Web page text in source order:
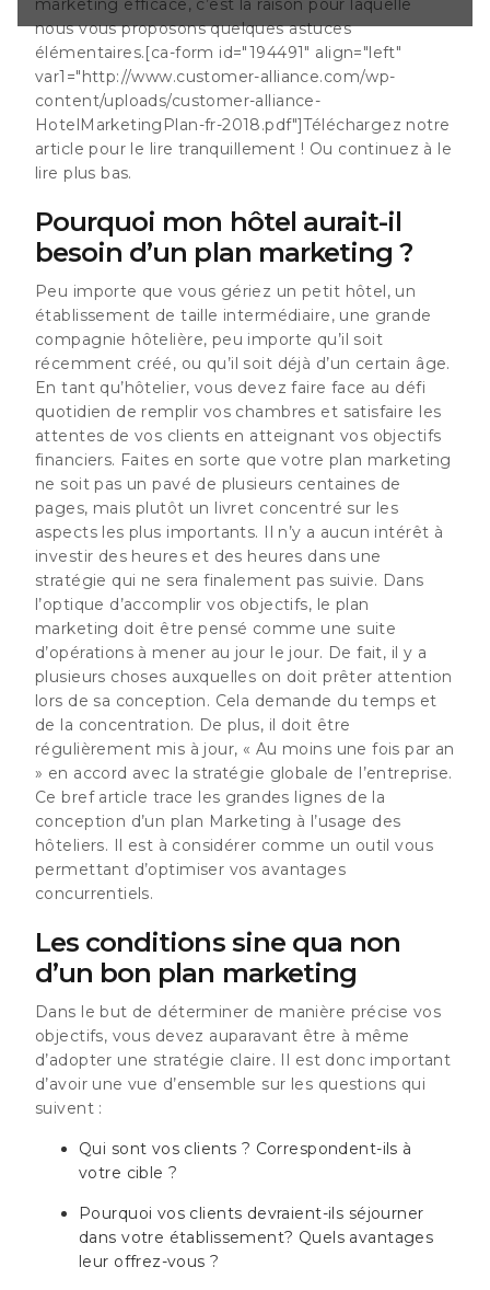
créé, ou
âge. En tant
face au défi
chambres et
clients en
Faites
ne soit
centaines de
concentré sur
marketing efficace, c’est la raison pour laquelle
nous vous proposons quelques astuces
élémentaires.[ca-form id="194491" align="left"
var1="http://www.customer-alliance.com/wp-
content/uploads/customer-alliance-
HotelMarketingPlan-fr-2018.pdf"]Téléchargez notre
article pour le lire tranquillement ! Ou continuez à le
lire plus bas.
Pourquoi mon hôtel aurait-il
besoin d’un plan marketing ?
Peu importe que vous gériez un petit hôtel, un
établissement de taille intermédiaire, une grande
compagnie hôtelière, peu importe qu’il soit
récemment créé, ou qu’il soit déjà d’un certain âge.
En tant qu’hôtelier, vous devez faire face au défi
quotidien de remplir vos chambres et satisfaire les
attentes de vos clients en atteignant vos objectifs
financiers. Faites en sorte que votre plan marketing
ne soit pas un pavé de plusieurs centaines de
pages, mais plutôt un livret concentré sur les
aspects les plus importants. Il n’y a aucun intérêt à
investir des heures et des heures dans une
stratégie qui ne sera finalement pas suivie. Dans
l’optique d’accomplir vos objectifs, le plan
marketing doit être pensé comme une suite
d’opérations à mener au jour le jour. De fait, il y a
plusieurs choses auxquelles on doit prêter attention
lors de sa conception. Cela demande du temps et
de la concentration. De plus, il doit être
régulièrement mis à jour, « Au moins une fois par an
» en accord avec la stratégie globale de l’entreprise.
Ce bref article trace les grandes lignes de la
conception d’un plan Marketing à l’usage des
hôteliers. Il est à considérer comme un outil vous
permettant d’optimiser vos avantages
concurrentiels.
Les conditions sine qua non
d’un bon plan marketing
Dans le but de déterminer de manière précise vos
objectifs, vous devez auparavant être à même
d’adopter une stratégie claire. Il est donc important
d’avoir une vue d’ensemble sur les questions qui
suivent :
Qui sont vos clients ? Correspondent-ils à
votre cible ?
Pourquoi vos clients devraient-ils séjourner
dans votre établissement? Quels avantages
leur offrez-vous ?